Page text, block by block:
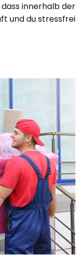
dass innerhalb der
und du stressfrei